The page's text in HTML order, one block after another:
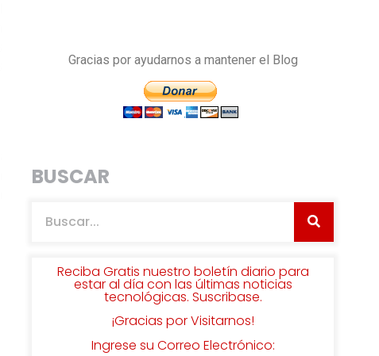
Gracias por ayudarnos a mantener el Blog
BUSCAR
Reciba Gratis nuestro boletín diario para
estar al día con las últimas noticias
tecnológicas. Suscribase.
¡Gracias por Visitarnos!
Ingrese su Correo Electrónico: